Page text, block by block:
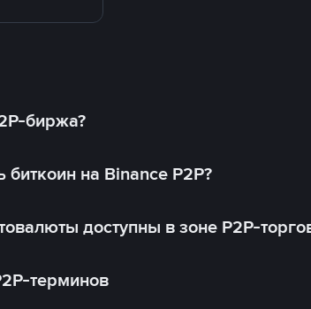
биржа?
биткоин на Binance P2P?
доступны в зоне P2P-
терминов